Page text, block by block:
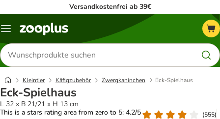
Versandkostenfrei ab 39€
Menü
Produkte
suchen
Kleintier Käfigzubehör Zwergkaninchen Eck-Spielhaus
Eck-Spielhaus
L 32 x B 21/21 x H 13 cm
This is a stars rating area from zero to 5: 4.2/5
(555)